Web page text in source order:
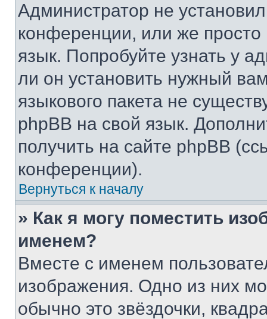
Администратор не
конференции, или же
язык. Попробуйте узнать у
ли он установить нужный
языкового пакета не
phpBB на свой язык.
получить на сайте phpBB
конференции).
Вернуться к началу
» Как я могу поместить
именем?
Вместе с именем
изображения. Одно из них
обычно это звёздочки,